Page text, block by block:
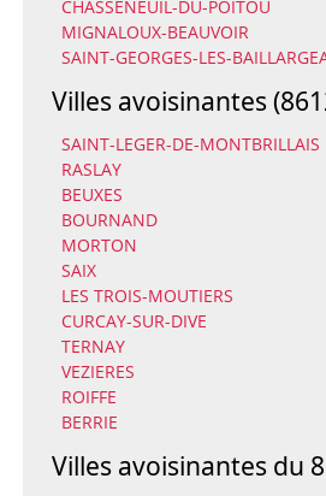
CHASSENEUIL-DU-POITOU
MIGNALOUX-BEAUVOIR
SAINT-GEORGES-LES-
Villes avoisinantes
SAINT-LEGER-DE-MONTBRILLAIS
RASLAY
BEUXES
BOURNAND
MORTON
SAIX
LES TROIS-MOUTIERS
CURCAY-SUR-DIVE
TERNAY
VEZIERES
ROIFFE
BERRIE
Villes avoisinantes du